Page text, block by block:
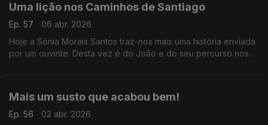
Uma lição nos Caminhos de Santiago
Ep. 57
06 abr. 2026
Hoje a Sónia Morais Santos traz-nos mais uma história enviada
por um ouvinte. Desta vez é do João e do seu percurso nos
Mais um susto que acabou bem!
Ep. 56
02 abr. 2026